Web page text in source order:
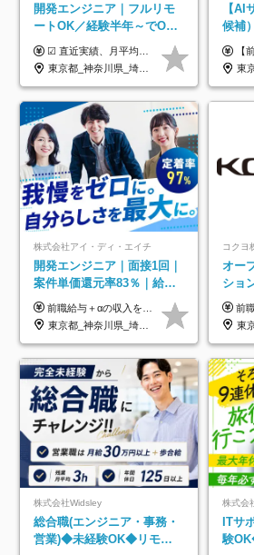
開発エンジニア｜フルリモ
ートOK／経験半年～でOK
／実質還元率80～90%／前
給保証／AI系など最先端案
件多数
☑︎ 直近実績、月平均17,000円の昇給 ☑︎ 前職給与100%保証 ☑︎ 実質還元率80～90% ☑︎ 待機時も給与は満額支給 月給35万円～70万円＋交通費など各種手当 ※想定年収：4,200,000円～10,560,000円 ※経験・能力等を考慮の上で決定します。 ※上記金額には、みなし残業手当（50時間分・104,000円～212,000円）を含みます。超過分は別途追加支給します。 ┗残業時間は月平均10時間、多い時でも20時間程度と安定しております ★単価連動型の給与体系ではないため、万が一待機になってもその間の給与は満額支給しています。 ＜1年間の昇給事例をご紹介！＞ ・20代/フロントエンドエンジニア：月給274,000円→月給362,000円（＋88,000円/月） ・20代/iOSエンジニア：月給237,000円→月給287,000円（＋50,000円/月） ・20代/Androidエンジニア：月給316,000円→月給374,000円（＋58,000円/月） ・30代/Javaエンジニア（上流）：月給340,000円→月給418,000円（＋78,000円/月） ・30代/PMO：月給340,000円→月給418,000円（＋78,000円/月）
東京都_神奈川県_埼玉県_千葉県_大阪府_愛知県_北海道_青森県_岩手県_宮城県_秋田県_山形県_福島県_茨城県_栃木県_群馬県_新潟県_山梨県_長野県_富山県_石川県_福井県_静岡県_岐阜県_三重県_兵庫県_京都府_滋賀県_奈良県_和歌山県_広島県_岡山県_鳥取県_島根県_山口県_徳島県_香川県_愛媛県_高知県_福岡県_熊本県_佐賀県_長崎県_大分県_宮崎県_鹿児島県_沖縄県
【AI
候補
経験
未経
ル
【前職給与保証】 ■未経験者： 月給30万円～35万円 ■ローキャリア（経験目安1年程度）： 月給35万円～40万円 ■経験者（経験目安3年以上）：
東京
株式会社アイ・ディ・エイチ
開発エンジニア｜面接1回｜
案件単価還元率83％｜給与
UP保証｜年休140日｜在宅
利用率9割｜独立支援・副業
制度
前職給与＋αの収入を保証 月給42万円～120万円＋各種手当＋賞与 給与基準が明確かつ高還元です。 一人ひとりが安定した環境のもと、長く活躍できる職場を目指しています。 ※平均年収650万円 ・還元率83％ ・各種手当について 職能手当／職務手当／資格手当／営業手当 など ※前職での経験・能力、給与などを考慮の上、当社規定により優遇いたします ※試用期間あり（3ヶ月／期間中の条件に変動はありません） ※上記金額には固定残業代（78,948円～225,564円/月30時間分）を含みます 超過分は別途全額支給いたします ・年収UPを保証 過去には転職時に〈年収200万円UP〉したエンジニアも在籍しています。入社時だけでなく、入社後も安心の給与水準で働ける環境です。キャリアや技術力が正当に評価されていないと感じていたら、一度面接でお話ししましょう！ 当社では管理職の人数は最低限にし、無駄な管理をしません。その費用削減分を社員の給与に還元しています！
東京都_神奈川県_埼玉県_千葉県_大阪府_愛知県_北海道_青森県_岩手県_宮城県_秋田県_山形県_福島県_茨城県_栃木県_群馬県_新潟県_山梨県_長野県_富山県_石川県_福井県_静岡県_岐阜県_三重県_兵庫県_京都府_滋賀県_奈良県_和歌山県_広島県_岡山県_鳥取県_島根県_山口県_徳島県_香川県_愛媛県_高知県_福岡県_熊本県_佐賀県_長崎県_大分県_宮崎県_鹿児島県_沖縄県
オー
ショ
前職のご
東
株式会社Widsley
総合職(エンジニア・事務・
営業)◆未経験OK◆リモー
ITサ
験